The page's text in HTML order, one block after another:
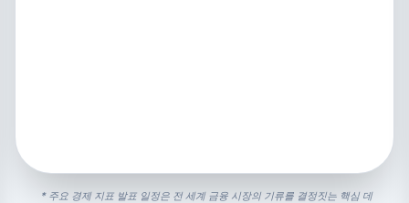
* 주요 경제 지표 발표 일정은 전 세계 금융 시장의 기류를 결정짓는 핵심 데